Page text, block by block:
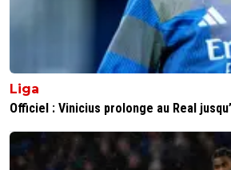
Liga
Officiel : Vinicius prolonge au Real